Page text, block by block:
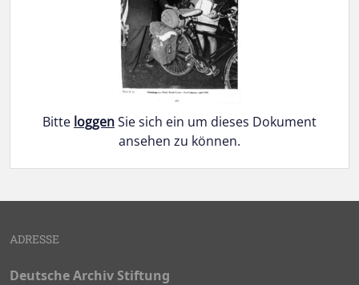
Bitte loggenSie sich ein um dieses Dokument
ansehen zu können.
Doukmente-Navigation
ADRESSE
Deutsche Archiv Stiftung